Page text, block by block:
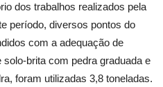
dos trabalhos realizados pela
período, diversos pontos do
com a adequação de
brita com pedra graduada e
foram utilizadas 3,8 toneladas.